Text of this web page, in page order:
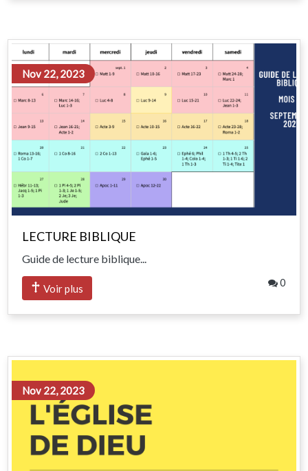
LECTURE BIBLIQUE
Guide de lecture biblique...
Voir plus 0
Nov 22, 2023
Nov 22, 2023